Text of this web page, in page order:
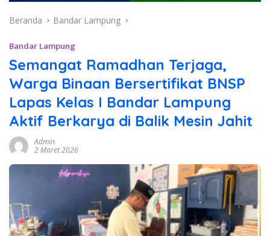
Beranda Bandar Lampung
Bandar Lampung
Semangat Ramadhan Terjaga,
Warga Binaan Bersertifikat BNSP
Lapas Kelas I Bandar Lampung
Aktif Berkarya di Balik Mesin Jahit
Admin
2 Maret 2026